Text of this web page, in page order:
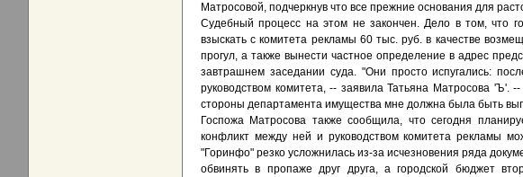
Матросовой, подчеркнув что все прежние основания для
Судебный процесс на этом не закончен. Дело в том, что
взыскать с комитета рекламы 60 тыс. руб. в качестве
прогул, а также вынести частное определение в адрес
завтрашнем заседании суда. "Они просто испугались:
руководством комитета, -- заявила Татьяна Матросова 'Ъ'.
стороны департамента имущества мне должна была быть
Госпожа Матросова также сообщила, что сегодня
конфликт между ней и руководством комитета рекламы
"Горинфо" резко усложнилась из-за исчезновения ряда
обвинять в пропаже друг друга, а городской бюджет